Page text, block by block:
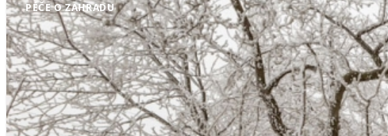
PÉČE O ZAHRADU